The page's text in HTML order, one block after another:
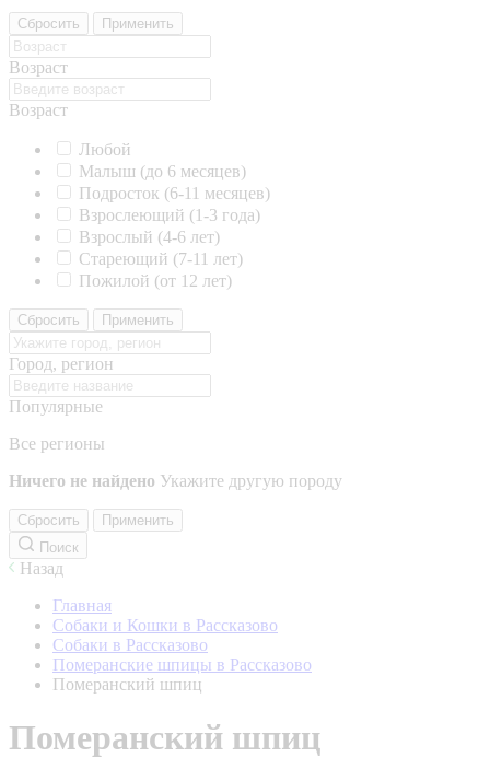
Сбросить Применить
Возраст
Возраст
Любой
Малыш (до 6 месяцев)
Подросток (6-11 месяцев)
Взрослеющий (1-3 года)
Взрослый (4-6 лет)
Стареющий (7-11 лет)
Пожилой (от 12 лет)
Сбросить Применить
Город, регион
Популярные
Все регионы
Ничего не найдено Укажите другую породу
Сбросить
Применить
Поиск
Назад
Главная
Собаки и Кошки в Рассказово
Собаки в Рассказово
Померанские шпицы в Рассказово
Померанский шпиц
Померанский шпиц